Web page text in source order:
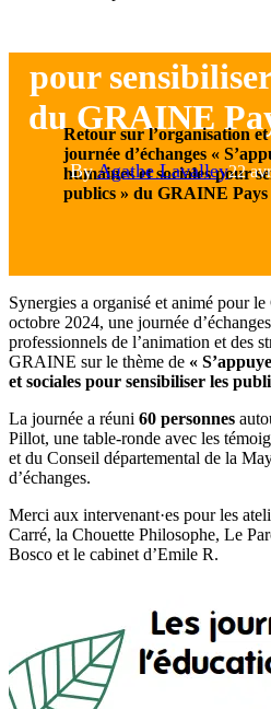
pour
du GRAINE
By Agathe Lavalley22
Retour sur l’organisation
journée d’échanges «
humaines et sociales pour
publics » du GRAINE
Synergies a organisé et animé pour
octobre 2024, une journée
professionnels de l’animation et des
GRAINE sur le thème de «
et sociales pour sensibiliser les
La journée a réuni 60 personnes
Pillot, une table-ronde avec les
et du Conseil départemental de la
d’échanges.
Merci aux intervenant·es pour les
Carré, la Chouette Philosophe, Le
Bosco et le cabinet d’Emile R.